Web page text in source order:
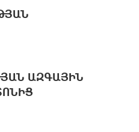
ԱԶԳԱՅԻՆ